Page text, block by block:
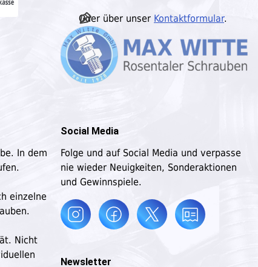
Oder über unser Kontaktformular.
In dem
einzelne
Nicht
Social Media
Folge und auf Social Media und verpasse
nie wieder Neuigkeiten, Sonderaktionen
und Gewinnspiele.
Newsletter